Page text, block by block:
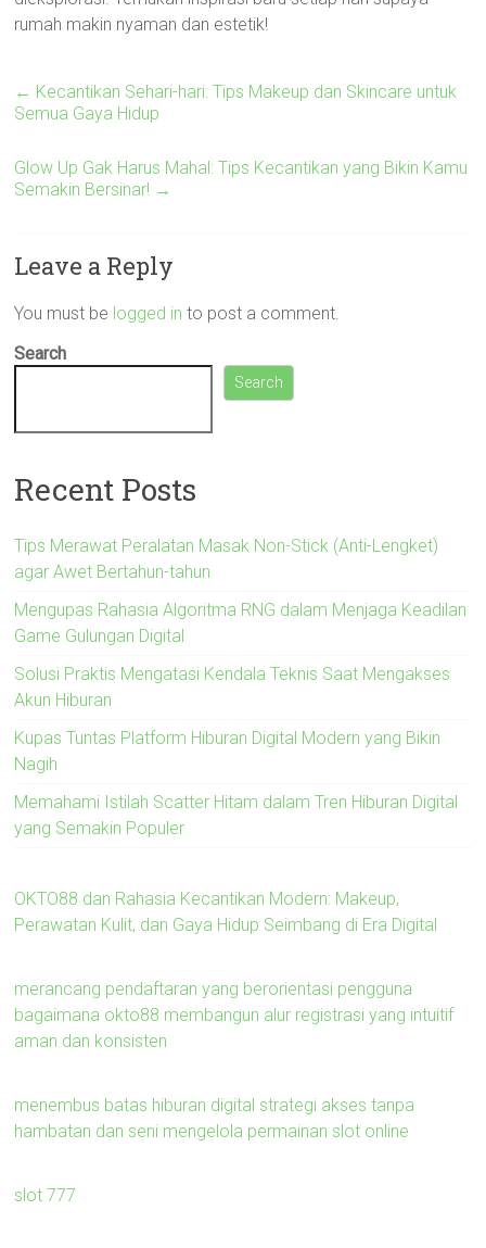
rumah makin nyaman dan estetik!
← Kecantikan Sehari-hari: Tips Makeup dan Skincare untuk
Semua Gaya Hidup
Glow Up Gak Harus Mahal: Tips Kecantikan yang Bikin Kamu
Semakin Bersinar! →
Leave a Reply
You must be logged in to post a comment.
Search
Search
Recent Posts
Tips Merawat Peralatan Masak Non-Stick (Anti-Lengket)
agar Awet Bertahun-tahun
Mengupas Rahasia Algoritma RNG dalam Menjaga Keadilan
Game Gulungan Digital
Solusi Praktis Mengatasi Kendala Teknis Saat Mengakses
Akun Hiburan
Kupas Tuntas Platform Hiburan Digital Modern yang Bikin
Nagih
Memahami Istilah Scatter Hitam dalam Tren Hiburan Digital
yang Semakin Populer
OKTO88 dan Rahasia Kecantikan Modern: Makeup,
Perawatan Kulit, dan Gaya Hidup Seimbang di Era Digital
merancang pendaftaran yang berorientasi pengguna
bagaimana okto88 membangun alur registrasi yang intuitif
aman dan konsisten
menembus batas hiburan digital strategi akses tanpa
hambatan dan seni mengelola permainan slot online
slot 777